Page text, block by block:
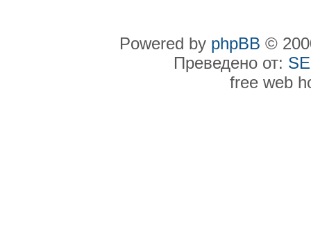
Powered by phpBB ©
Преведено от:
free web